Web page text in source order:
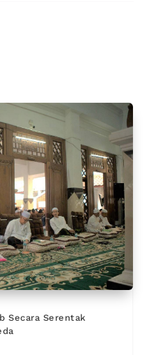
Secara Serentak